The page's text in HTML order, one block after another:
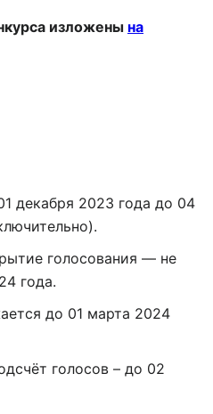
изложены на
декабря 2023 года до 04
голосования — не
года.
до 01 марта 2024
голосов – до 02